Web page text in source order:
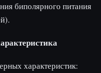
биполярного питания
характеристик: